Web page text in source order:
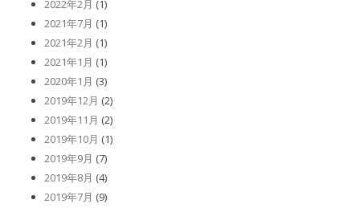
2022年2月 (1)
2021年7月 (1)
2021年2月 (1)
2021年1月 (1)
2020年1月 (3)
2019年12月 (2)
2019年11月 (2)
2019年10月 (1)
2019年9月 (7)
2019年8月 (4)
2019年7月 (9)